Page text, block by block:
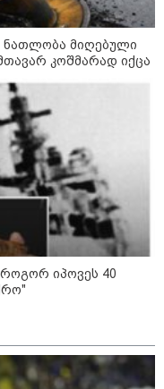
ქალაქში
წითელი დონე
2026
საკუთარი
მოკლა, შემდეგ კი
გახსნა - რა
ხდება ცნობილი
მომხდარი
2026
ფასები
შეიცვალა - რომელ
ბენზინი ყველაზე
2026
მიღებული
კოშმარად იქცა
იპოვეს 40